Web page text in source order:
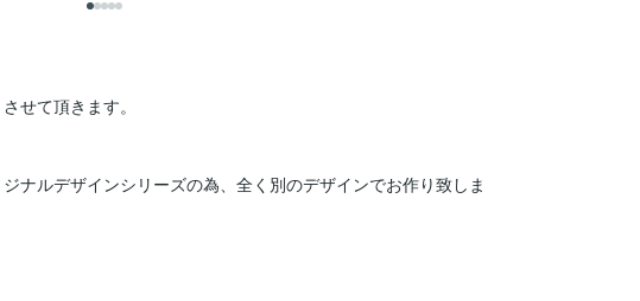
せて頂きます。
ナルデザインシリーズの為、全く別のデザインでお作り致しま